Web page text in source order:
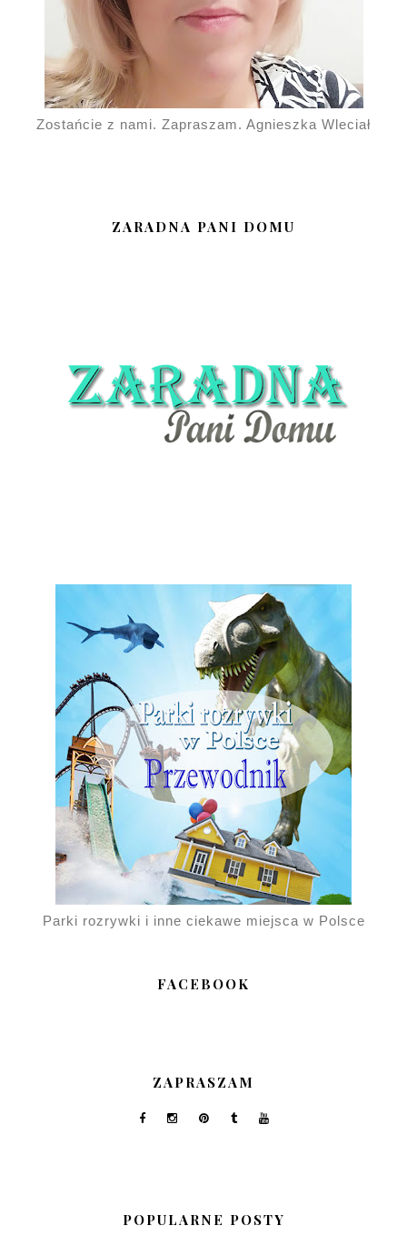
Zostańcie z nami. Zapraszam. Agnieszka Wleciał
ZARADNA PANI DOMU
Parki rozrywki i inne ciekawe miejsca w Polsce
FACEBOOK
ZAPRASZAM
POPULARNE POSTY